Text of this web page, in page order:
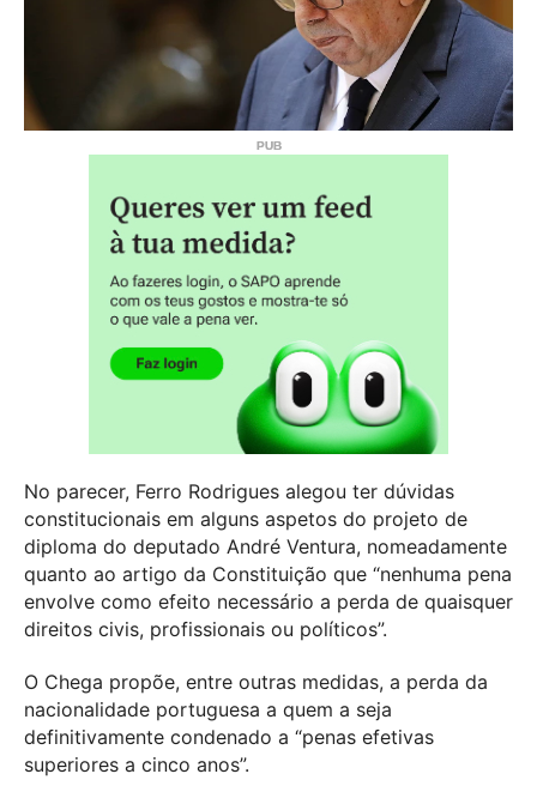
No parecer, Ferro Rodrigues alegou ter dúvidas
constitucionais em alguns aspetos do projeto de
diploma do deputado André Ventura, nomeadamente
quanto ao artigo da Constituição que “nenhuma pena
envolve como efeito necessário a perda de quaisquer
direitos civis, profissionais ou políticos”.
O Chega propõe, entre outras medidas, a perda da
nacionalidade portuguesa a quem a seja
definitivamente condenado a “penas efetivas
superiores a cinco anos”.